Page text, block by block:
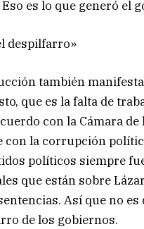
es lo que generó el
despilfarro»
también
que es la falta de
con la Cámara
con la corrupción
políticos siempre
que están sobre
Así que no
de los gobiernos.